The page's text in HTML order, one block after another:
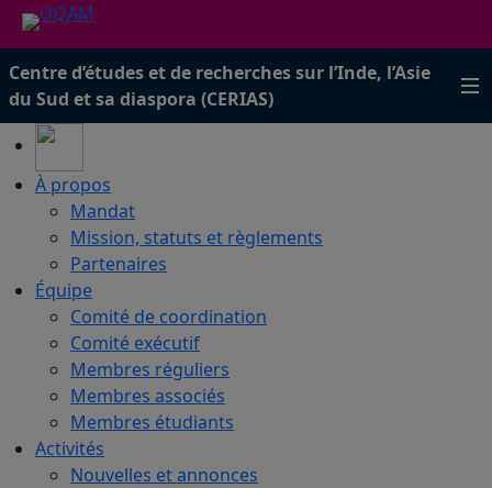
Centre d’études et de recherches sur l’Inde, l’Asie
du Sud et sa diaspora (CERIAS)
À propos
Mandat
Mission, statuts et règlements
Partenaires
Équipe
Comité de coordination
Comité exécutif
Membres réguliers
Membres associés
Membres étudiants
Activités
Nouvelles et annonces